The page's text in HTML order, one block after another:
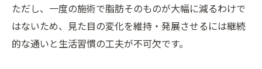
ただし、一度の施術で脂肪そのものが大幅に減るわけで
はないため、見た目の変化を維持・発展させるには継続
的な通いと生活習慣の工夫が不可欠です。